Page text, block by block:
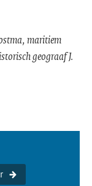
maritiem
geograaf J.